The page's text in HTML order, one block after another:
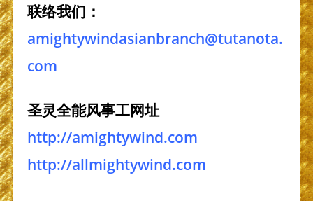
联络我们：
amightywindasianbranch@tutanota.
com
圣灵全能风事工网址
http://amightywind.com
http://allmightywind.com